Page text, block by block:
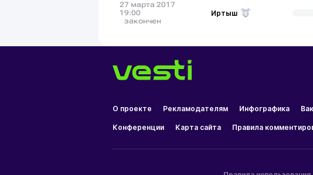
27 марта 2017
19:00
закончен
Иртыш
О проекте Рекламодателям Инфографика
Конференции Карта сайта Правила